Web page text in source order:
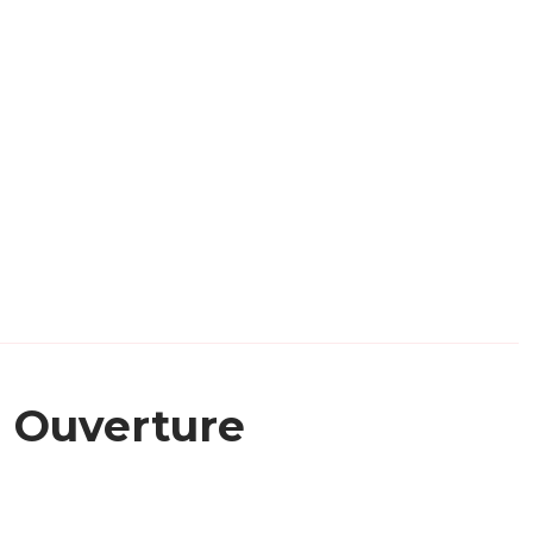
Ouverture